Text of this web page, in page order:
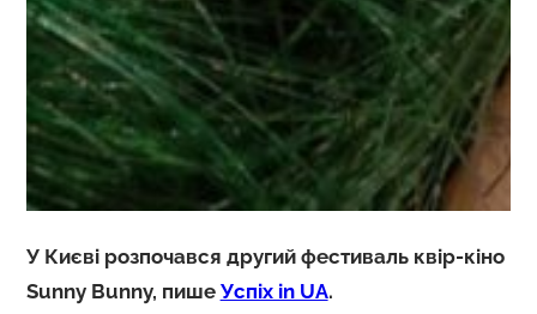
У Києві розпочався другий фестиваль квір-кіно
Sunny Bunny, пише Успіх in UA.